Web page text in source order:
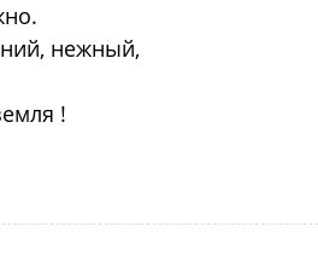
нежный,
!